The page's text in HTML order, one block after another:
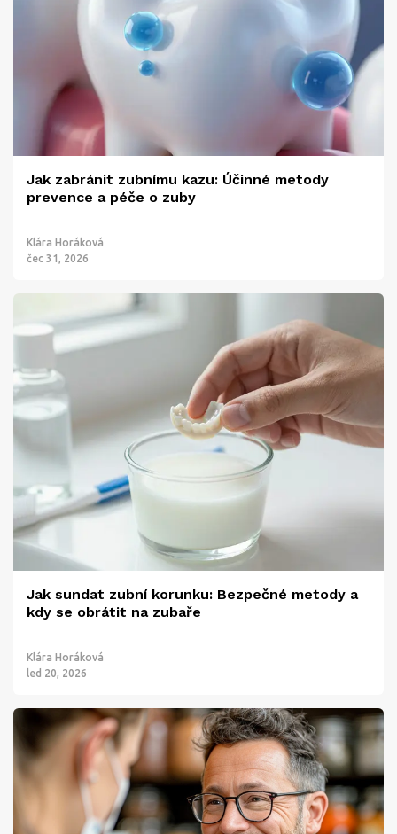
Jak zabránit zubnímu kazu: Účinné metody
prevence a péče o zuby
Klára Horáková
čec 31, 2026
Jak sundat zubní korunku: Bezpečné metody a
kdy se obrátit na zubaře
Klára Horáková
led 20, 2026